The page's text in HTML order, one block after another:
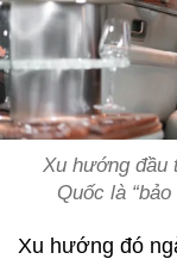
Xu hướng đầu
Quốc là
Xu hướng đó